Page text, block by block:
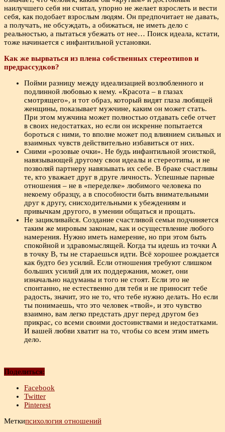
наилучшего себя ни считал, упорно не желает взрослеть и вести
себя, как подобает взрослым людям. Он предпочитает не давать,
а получать, не обсуждать, а обижаться, не иметь дело с
реальностью, а пытаться убежать от нее… Поиск идеала, кстати,
тоже начинается с инфантильной установки.
Как же вырваться из плена собственных стереотипов и
предрассудков?
Пойми разницу между идеализацией возлюбленного и
подлинной любовью к нему. «Красота – в глазах
смотрящего», и тот образ, который видят глаза любящей
женщины, показывает мужчине, каким он может стать.
При этом мужчина может полностью отдавать себе отчет
в своих недостатках, но если он искренне попытается
бороться с ними, то вполне может под влиянием сильных и
взаимных чувств действительно избавиться от них.
Сними «розовые очки». Не будь инфантильной эгоисткой,
навязывающей другому свои идеалы и стереотипы, и не
позволяй партнеру навязывать их себе. В браке счастливы
те, кто уважает друг в друге личность. Успешные парные
отношения – не в «переделке» любимого человека по
некоему образцу, а в способности быть внимательными
друг к другу, снисходительными к убеждениям и
привычкам другого, в умении общаться и прощать.
Не зацикливайся. Создание счастливой семьи подчиняется
таким же мировым законам, как и осуществление любого
намерения. Нужно иметь намерение, но при этом быть
спокойной и здравомыслящей. Когда ты идешь из точки А
в точку В, ты не стараешься идти. Всё хорошее рождается
как будто без усилий. Если отношения требуют слишком
больших усилий для их поддержания, может, они
изначально надуманы и того не стоят. Если это не
спонтанно, не естественно для тебя и не приносит тебе
радость, значит, это не то, что тебе нужно делать. Но если
ты понимаешь, что это человек «твой», и это чувство
взаимно, вам легко предстать друг перед другом без
прикрас, со всеми своими достоинствами и недостатками.
И вашей любви хватит на то, чтобы со всем этим иметь
дело.
Поделиться:
Facebook
Twitter
Pinterest
Меткипсихология отношений